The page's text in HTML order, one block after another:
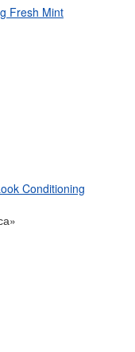
Fresh Mint
Conditioning